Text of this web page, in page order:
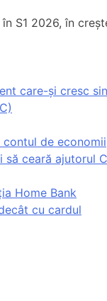
S1 2026, în
care-și cresc
contul de economii
ceară ajutorul
Home Bank
cu cardul